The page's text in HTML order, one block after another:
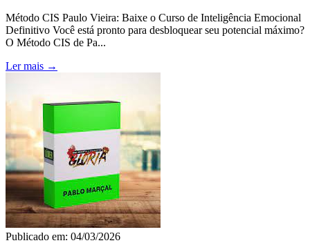
Método CIS Paulo Vieira: Baixe o Curso de Inteligência Emocional
Definitivo Você está pronto para desbloquear seu potencial máximo?
O Método CIS de Pa...
Ler mais →
Publicado em: 04/03/2026